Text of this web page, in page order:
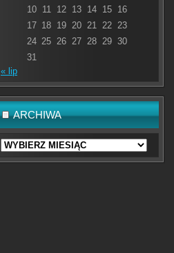
10
11 12 13 14 15 16
17 18 19 20 21 22 23
24 25 26 27 28 29 30
31
« lip
ARCHIWA
Archiwa